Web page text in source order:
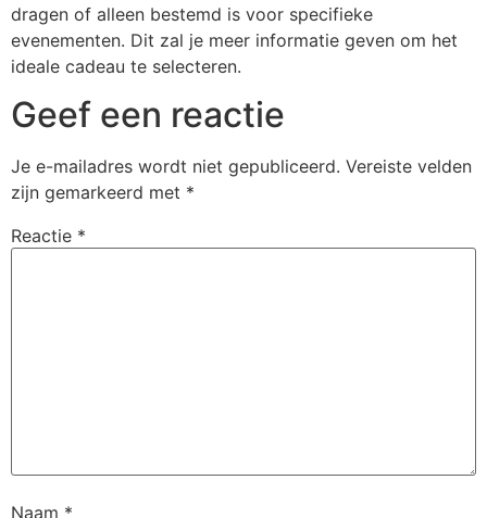
dragen of alleen bestemd is voor specifieke
evenementen. Dit zal je meer informatie geven om het
ideale cadeau te selecteren.
Geef een reactie
Je e-mailadres wordt niet gepubliceerd. Vereiste velden
zijn gemarkeerd met *
Reactie *
Naam *